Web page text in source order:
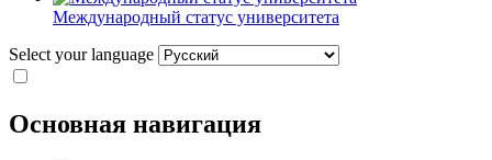
Международный статус университета
Select your language
Основная навигация